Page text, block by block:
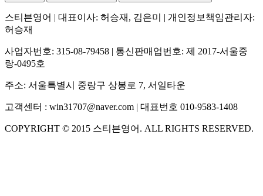
스티븐영어 | 대표이사: 허승재, 김은미
| 개인정보책임관리자:
허승재
사업자번호: 315-08-79458 | 통신판매업번호: 제 2017-서울중
랑-0495호
주소: 서울특별시 중랑구 상봉로 7, 서일타운
고객센터 : win31707@naver.com | 대표번호 010-9583-1408
COPYRIGHT © 2015 스티븐영어 . ALL RIGHTS RESERVED.